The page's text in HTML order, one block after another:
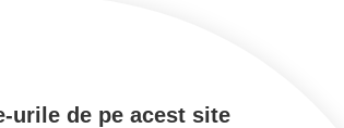
urile de pe acest site